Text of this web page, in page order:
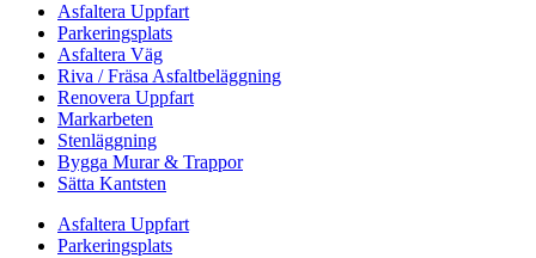
Asfaltera Uppfart
Parkeringsplats
Asfaltera Väg
Riva / Fräsa Asfaltbeläggning
Renovera Uppfart
Markarbeten
Stenläggning
Bygga Murar & Trappor
Sätta Kantsten
Asfaltera Uppfart
Parkeringsplats